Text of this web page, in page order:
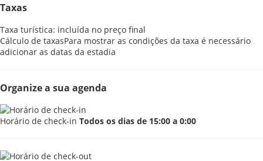
Taxas
Taxa turística: incluída no preço final
Cálculo de taxasPara mostrar as condições da taxa é necessário
adicionar as datas da estadia
Organize a sua agenda
Horário de check-in Todos os dias de 15:00 a 0:00